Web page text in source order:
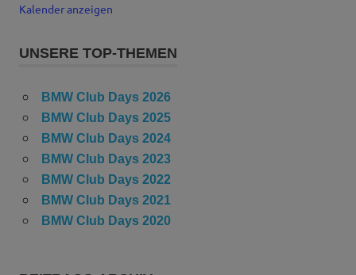
Kalender anzeigen
UNSERE TOP-THEMEN
BMW Club Days 2026
BMW Club Days 2025
BMW Club Days 2024
BMW Club Days 2023
BMW Club Days 2022
BMW Club Days 2021
BMW Club Days 2020